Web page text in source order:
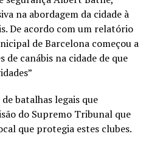
na abordagem da cidade à
De acordo com um relatório
de Barcelona começou a
de canábis na cidade de que
batalhas legais que
do Supremo Tribunal que
que protegia estes clubes.